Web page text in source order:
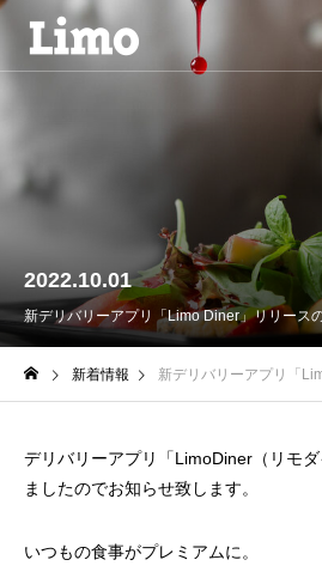
2022.10.01
新デリバリーアプリ「Limo Diner」リリース
新着情報 新デリバリーアプリ「
デリバリーアプリ「LimoDiner（リモ
ましたのでお知らせ致します。
いつもの食事がプレミアムに。